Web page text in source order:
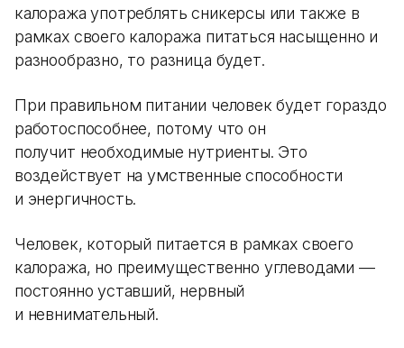
калоража употреблять сникерсы или также в
рамках своего калоража питаться насыщенно и
разнообразно, то разница будет.
При правильном питании человек будет гораздо
работоспособнее, потому что он
получит необходимые нутриенты. Это
воздействует на умственные способности
и энергичность.
Человек, который питается в рамках своего
калоража, но преимущественно углеводами —
постоянно уставший, нервный
и невнимательный.